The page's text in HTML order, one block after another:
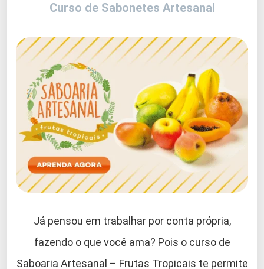
Curso de Sabonetes Artesanal
Já pensou em trabalhar por conta própria,
fazendo o que você ama? Pois o curso de
Saboaria Artesanal – Frutas Tropicais te permite